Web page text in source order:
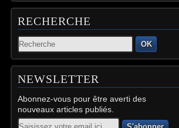
RECHERCHE
OK
NEWSLETTER
Abonnez-vous pour être averti des
nouveaux articles publiés.
Email